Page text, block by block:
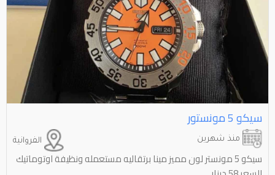
سيكو ⁦⁦5⁩⁩ مونستور
الفروانية منذ شهرين
سيكو 5 مونستر لون مميز مينا برتقاليه مستعمله ونظيفة اوتوماتيك